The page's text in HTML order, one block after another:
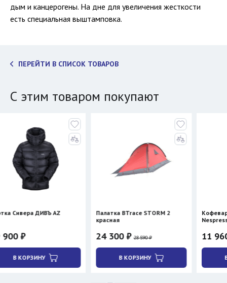
дым и канцерогены. На дне для увеличения жесткости
есть специальная выштамповка.
ПЕРЕЙТИ В СПИСОК ТОВАРОВ
С этим товаром покупают
AZ
Палатка BTrace STORM 2
28 590 ₽
Кофеварка Cera+
Nespresso/молотый